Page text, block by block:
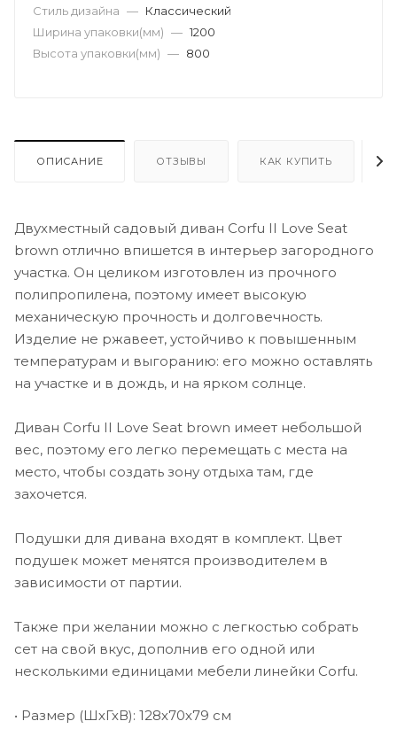
Стиль дизайна — Классический
Ширина упаковки(мм) — 1200
Высота упаковки(мм) — 800
ОПИСАНИЕ ОТЗЫВЫ КАК КУПИТЬ
Двухместный садовый диван Corfu II Love Seat
brown отлично впишется в интерьер загородного
участка. Он целиком изготовлен из прочного
полипропилена, поэтому имеет высокую
механическую прочность и долговечность.
Изделие не ржавеет, устойчиво к повышенным
температурам и выгоранию: его можно оставлять
на участке и в дождь, и на ярком солнце.
Диван Corfu II Love Seat brown имеет небольшой
вес, поэтому его легко перемещать с места на
место, чтобы создать зону отдыха там, где
захочется.
Подушки для дивана входят в комплект. Цвет
подушек может менятся производителем в
зависимости от партии.
Также при желании можно с легкостью собрать
сет на свой вкус, дополнив его одной или
несколькими единицами мебели линейки Corfu.
• Размер (ШхГхВ): 128х70х79 см